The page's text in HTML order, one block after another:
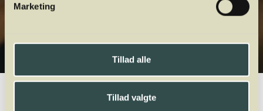
Marketing
Tillad alle
Tillad valgte